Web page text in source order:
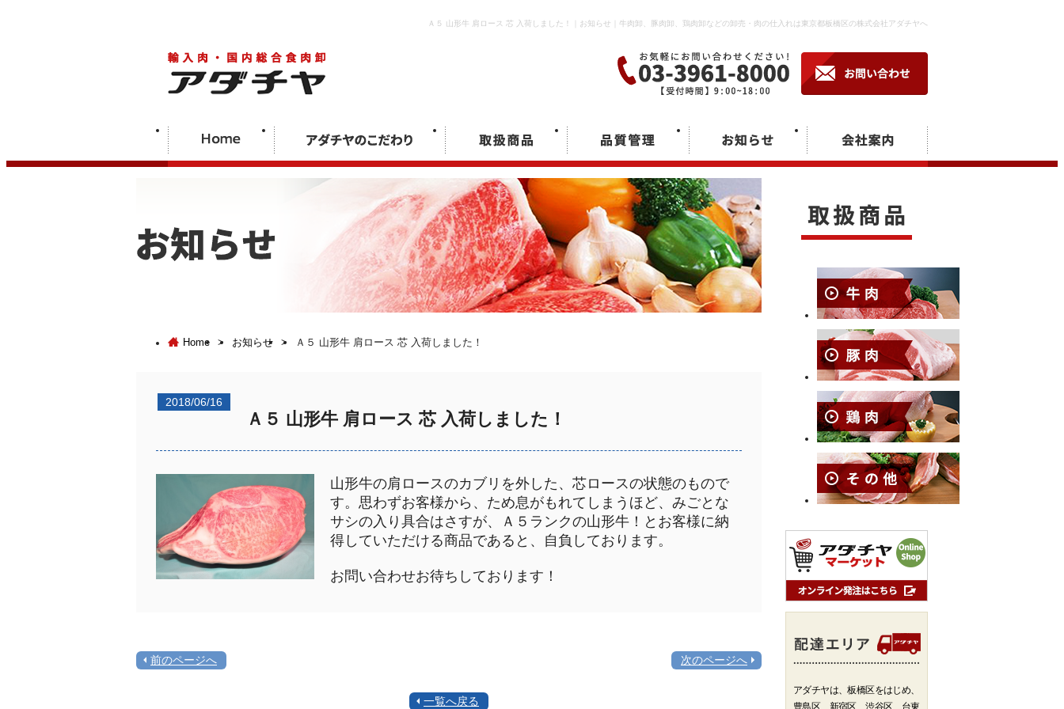
Ａ５ 山形牛 肩ロース 芯 入荷しました！｜お知らせ｜牛肉卸、豚肉卸、鶏肉卸などの卸売・肉の仕入れは東京都板橋区の株式会社アダチヤへ
Home > お知らせ > Ａ５ 山形牛 肩ロース 芯 入荷しました！
2018/06/16
Ａ５ 山形牛 肩ロース 芯 入荷しました！
山形牛の肩ロースのカブリを外した、芯ロースの状態のもので
す。思わずお客様から、ため息がもれてしまうほど、みごとな
サシの入り具合はさすが、Ａ５ランクの山形牛！とお客様に納
得していただける商品であると、自負しております。
お問い合わせお待ちしております！
前のページへ 次のページへ
一覧へ戻る
アダチヤは、板橋区をはじめ、
豊島区、新宿区、渋谷区、台東